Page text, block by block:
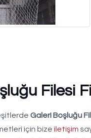
Filesi
Galeri Boşluğu
için bize iletişim